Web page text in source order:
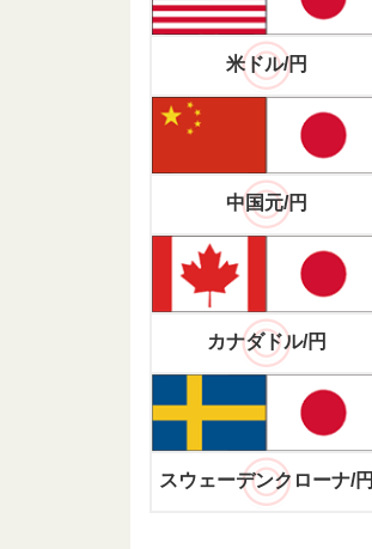
米ドル/円
中国元/円
カナダドル/円
スウェーデンクローナ/円